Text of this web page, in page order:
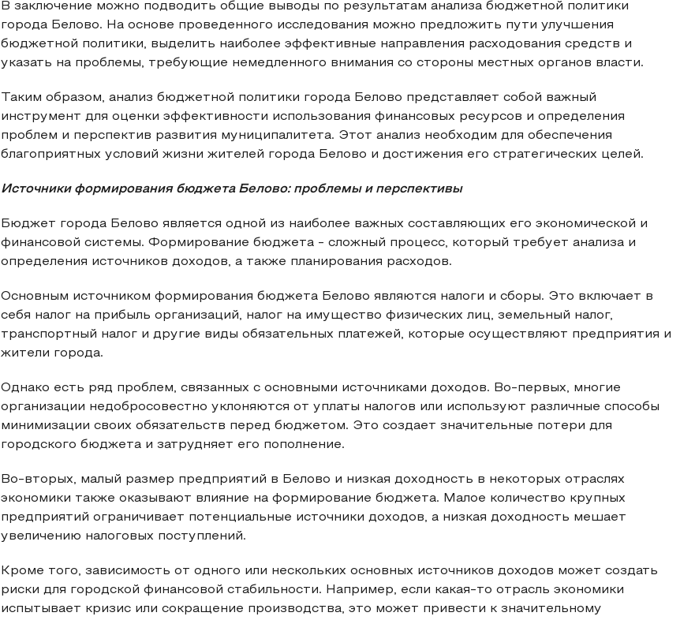
В заключение можно подводить общие выводы по результатам анализа бюджетной политики
города Белово. На основе проведенного исследования можно предложить пути улучшения
бюджетной политики, выделить наиболее эффективные направления расходования средств и
указать на проблемы, требующие немедленного внимания со стороны местных органов власти.
Таким образом, анализ бюджетной политики города Белово представляет собой важный
инструмент для оценки эффективности использования финансовых ресурсов и определения
проблем и перспектив развития муниципалитета. Этот анализ необходим для обеспечения
благоприятных условий жизни жителей города Белово и достижения его стратегических целей.
Источники формирования бюджета Белово: проблемы и перспективы
Бюджет города Белово является одной из наиболее важных составляющих его экономической и
финансовой системы. Формирование бюджета - сложный процесс, который требует анализа и
определения источников доходов, а также планирования расходов.
Основным источником формирования бюджета Белово являются налоги и сборы. Это включает в
себя налог на прибыль организаций, налог на имущество физических лиц, земельный налог,
транспортный налог и другие виды обязательных платежей, которые осуществляют предприятия и
жители города.
Однако есть ряд проблем, связанных с основными источниками доходов. Во-первых, многие
организации недобросовестно уклоняются от уплаты налогов или используют различные способы
минимизации своих обязательств перед бюджетом. Это создает значительные потери для
городского бюджета и затрудняет его пополнение.
Во-вторых, малый размер предприятий в Белово и низкая доходность в некоторых отраслях
экономики также оказывают влияние на формирование бюджета. Малое количество крупных
предприятий ограничивает потенциальные источники доходов, а низкая доходность мешает
увеличению налоговых поступлений.
Кроме того, зависимость от одного или нескольких основных источников доходов может создать
риски для городской финансовой стабильности. Например, если какая-то отрасль экономики
испытывает кризис или сокращение производства, это может привести к значительному